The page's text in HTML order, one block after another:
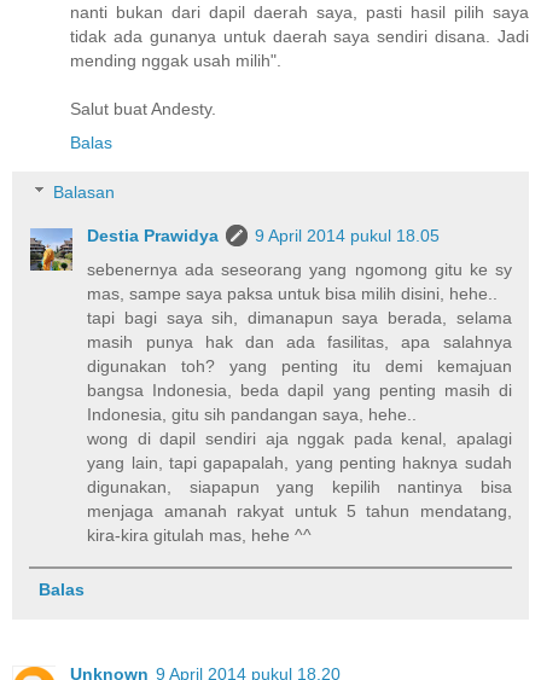
nanti bukan dari dapil daerah saya, pasti hasil pilih saya
tidak ada gunanya untuk daerah saya sendiri disana. Jadi
mending nggak usah milih".
Salut buat Andesty.
Balas
Balasan
Destia Prawidya
9 April 2014 pukul 18.05
sebenernya ada seseorang yang ngomong gitu ke sy
mas, sampe saya paksa untuk bisa milih disini, hehe..
tapi bagi saya sih, dimanapun saya berada, selama
masih punya hak dan ada fasilitas, apa salahnya
digunakan toh? yang penting itu demi kemajuan
bangsa Indonesia, beda dapil yang penting masih di
Indonesia, gitu sih pandangan saya, hehe..
wong di dapil sendiri aja nggak pada kenal, apalagi
yang lain, tapi gapapalah, yang penting haknya sudah
digunakan, siapapun yang kepilih nantinya bisa
menjaga amanah rakyat untuk 5 tahun mendatang,
kira-kira gitulah mas, hehe ^^
Balas
Unknown 9 April 2014 pukul 18.20